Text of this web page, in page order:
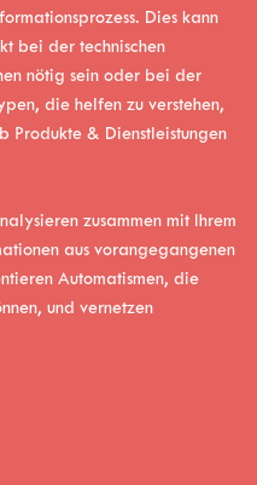
Dies kann
bei der technischen
nötig sein oder bei der
die helfen zu verstehen,
Produkte & Dienstleistungen
zusammen mit Ihrem
aus vorangegangenen
Automatismen, die
und vernetzen